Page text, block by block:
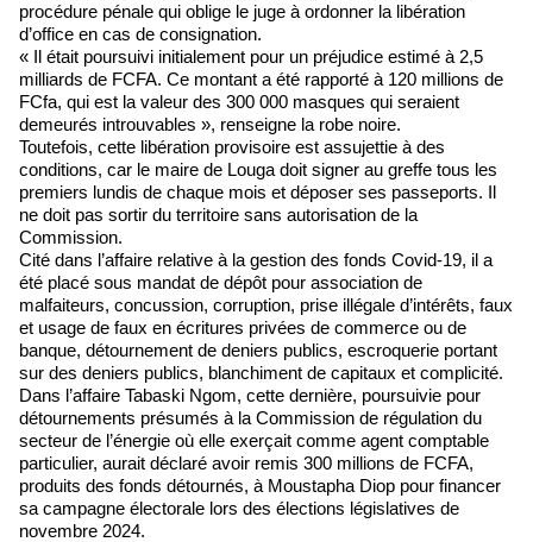
procédure pénale qui oblige le juge à ordonner la libération
d’office en cas de consignation.
« Il était poursuivi initialement pour un préjudice estimé à 2,5
milliards de FCFA. Ce montant a été rapporté à 120 millions de
FCfa, qui est la valeur des 300 000 masques qui seraient
demeurés introuvables », renseigne la robe noire.
Toutefois, cette libération provisoire est assujettie à des
conditions, car le maire de Louga doit signer au greffe tous les
premiers lundis de chaque mois et déposer ses passeports. Il
ne doit pas sortir du territoire sans autorisation de la
Commission.
Cité dans l’affaire relative à la gestion des fonds Covid-19, il a
été placé sous mandat de dépôt pour association de
malfaiteurs, concussion, corruption, prise illégale d’intérêts, faux
et usage de faux en écritures privées de commerce ou de
banque, détournement de deniers publics, escroquerie portant
sur des deniers publics, blanchiment de capitaux et complicité.
Dans l’affaire Tabaski Ngom, cette dernière, poursuivie pour
détournements présumés à la Commission de régulation du
secteur de l’énergie où elle exerçait comme agent comptable
particulier, aurait déclaré avoir remis 300 millions de FCFA,
produits des fonds détournés, à Moustapha Diop pour financer
sa campagne électorale lors des élections législatives de
novembre 2024.